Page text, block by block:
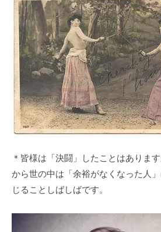
＊皆様は「決闘」したことはありま
から世の中は「余裕がなくなった人
じることしばしばです。